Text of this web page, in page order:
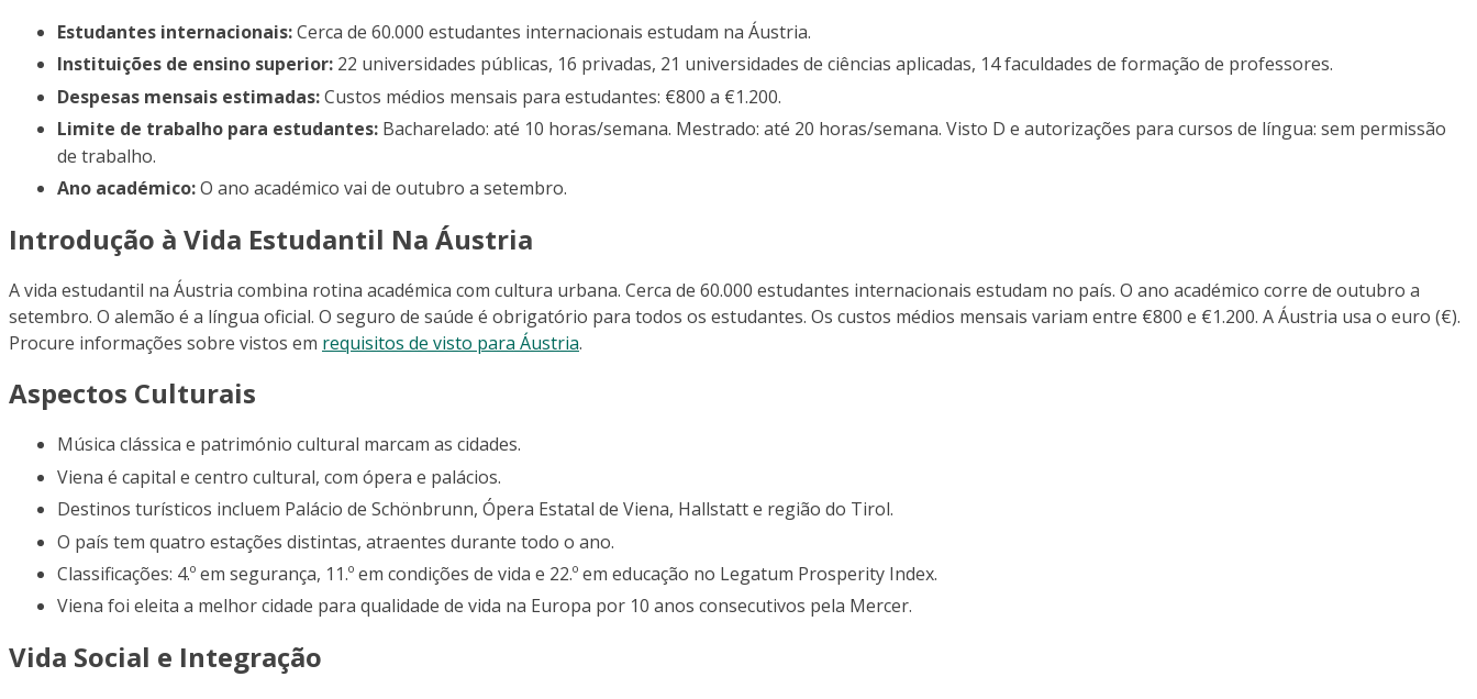
Estudantes internacionais:Cerca de 60.000 estudantes internacionais estudam na Áustria.
Instituições de ensino superior: 22 universidades públicas, 16 privadas, 21 universidades de ciências aplicadas, 14 faculdades de formação de professores.
Despesas mensais estimadas:Custos médios mensais para estudantes: €800 a €1.200.
Limite de trabalho para estudantes: Bacharelado: até 10 horas/semana. Mestrado: até 20 horas/semana. Visto D e autorizações para cursos de língua: sem permissão
de trabalho.
Ano académico:O ano académico vai de outubro a setembro.
Introdução à Vida Estudantil Na Áustria
A vida estudantil na Áustria combina rotina académica com cultura urbana. Cerca de 60.000 estudantes internacionais estudam no país. O ano académico corre de outubro a
setembro. O alemão é a língua oficial. O seguro de saúde é obrigatório para todos os estudantes. Os custos médios mensais variam entre €800 e €1.200. A Áustria usa o euro (€).
Procure informações sobre vistos em requisitos de visto para Áustria.
Aspectos Culturais
Música clássica e património cultural marcam as cidades.
Viena é capital e centro cultural, com ópera e palácios.
Destinos turísticos incluem Palácio de Schönbrunn, Ópera Estatal de Viena, Hallstatt e região do Tirol.
O país tem quatro estações distintas, atraentes durante todo o ano.
Classificações: 4.º em segurança, 11.º em condições de vida e 22.º em educação no Legatum Prosperity Index.
Viena foi eleita a melhor cidade para qualidade de vida na Europa por 10 anos consecutivos pela Mercer.
Vida Social e Integração